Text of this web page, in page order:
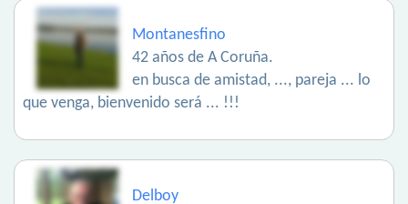
Montanesfino
42 años de A Coruña.
en busca de amistad, ..., pareja ... lo
que venga, bienvenido será ... !!!
Delboy